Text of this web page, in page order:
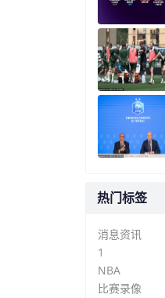
热门标签
消息资讯
1
NBA
比赛录像